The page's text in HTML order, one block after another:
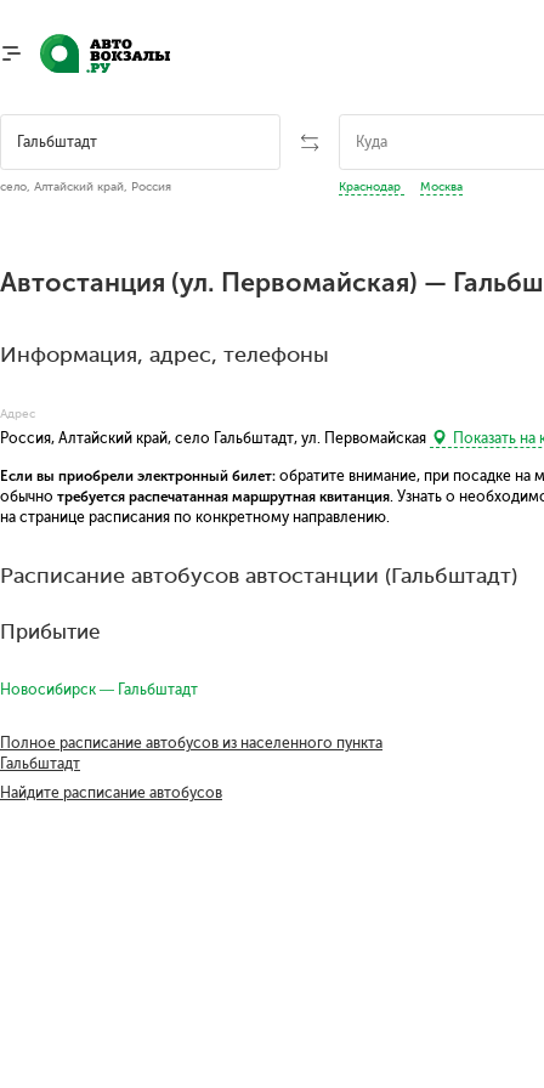
село, Алтайский край, Россия Краснодар Москва
Автостанция (ул. Первомайская) —
Информация, адрес, телефоны
Адрес
Россия, Алтайский край, село Гальбштадт, ул. Первомайская Показать на
Если вы приобрели электронный билет: обратите внимание, при посадке
обычно требуется распечатанная маршрутная квитанция . Узнать о
на странице расписания по конкретному направлению.
Расписание автобусов автостанции (Гальбштадт)
Прибытие
Новосибирск — Гальбштадт
Полное расписание автобусов из населенного пункта
Гальбштадт
Найдите расписание автобусов